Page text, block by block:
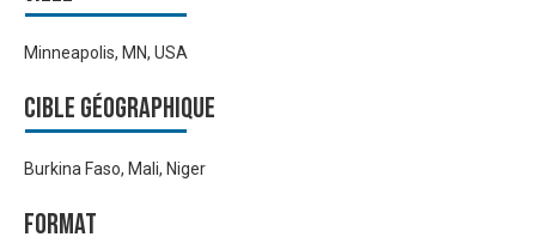
Minneapolis, MN, USA
Cible géographique
Burkina Faso, Mali, Niger
Format